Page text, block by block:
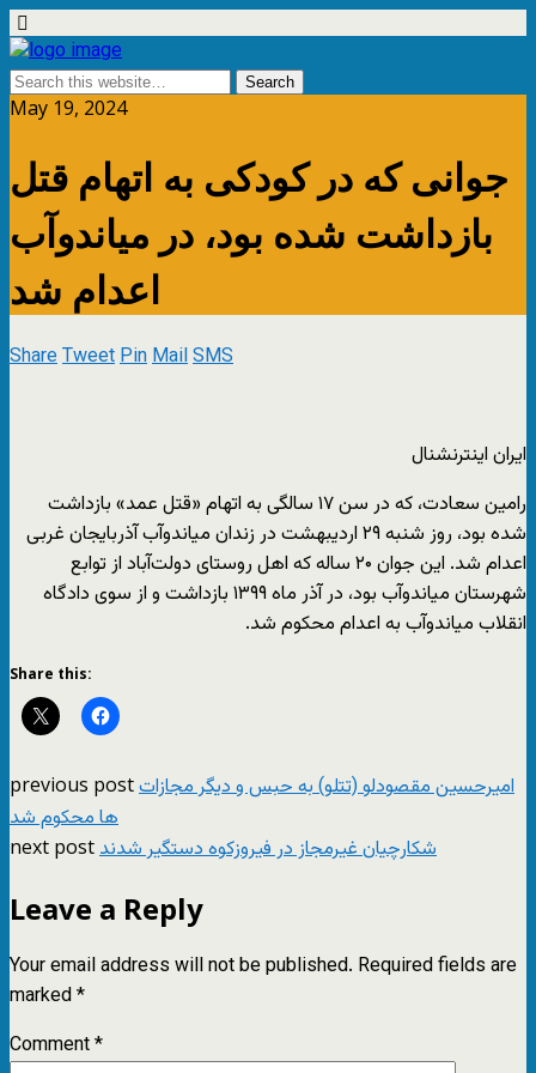
May 19, 2024
جوانی که در کودکی به اتهام قتل
بازداشت شده بود، در میاندوآب
اعدام شد
ShareTweetPinMailSMS
ایران اینترنشنال
رامین سعادت، که در سن ۱۷ سالگی به اتهام «قتل عمد» بازداشت
شده بود، روز شنبه ۲۹ اردیبهشت در زندان میاندوآب آذربایجان غربی
اعدام شد. این جوان ۲۰ ساله که اهل روستای دولت‌آباد از توابع
شهرستان میاندوآب بود، در آذر ماه ۱۳۹۹ بازداشت و از سوی دادگاه
انقلاب میاندوآب به اعدام محکوم شد.
Share this:
previous postامیرحسین مقصودلو (تتلو) به حبس و دیگر مجازات
ها محکوم شد
next postشکارچیان غیرمجاز در فیروزکوه دستگیر شدند
Leave a Reply
Your email address will not be published. Required fields are
marked*
Comment*